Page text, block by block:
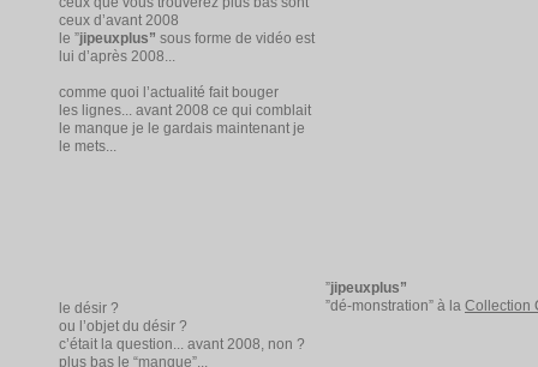
ceux d’avant 2008
le ”jipeuxplus” sous forme de vidéo est
lui d’après 2008...
comme quoi l’actualité fait bouger
les lignes... avant 2008 ce qui comblait
le manque je le gardais maintenant je
le mets...
le désir ?
ou l’objet du désir ?
c’était la question... avant 2008, non ?
plus bas le “manque”...
”jipeuxplus”
”dé-monstration” à la Collection